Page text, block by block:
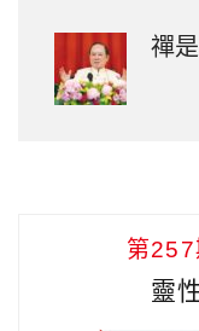
禪
第257
靈